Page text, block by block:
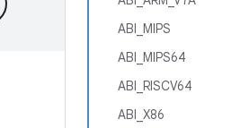
ABI_MIPS
ABI_MIPS64
ABI_RISCV64
ABI_X86